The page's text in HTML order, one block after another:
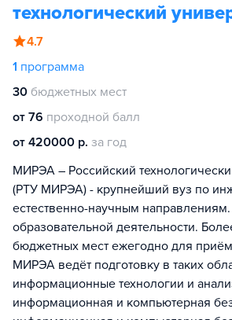
технологический
4.7
1 программа
30 бюджетных мест
от 76 проходной балл
от 420000 р. за год
МИРЭА – Российский
(РТУ МИРЭА) - крупнейший вуз по
естественно-научным
образовательной деятельности.
бюджетных мест ежегодно для
МИРЭА ведёт подготовку в таких
информационные технологии и
информационная и компьютерная